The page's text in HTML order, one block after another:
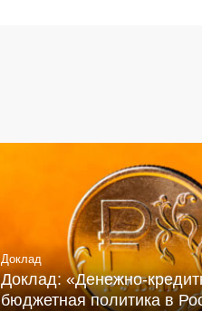
Доклад
Доклад: «Денежно-
бюджетная политика в